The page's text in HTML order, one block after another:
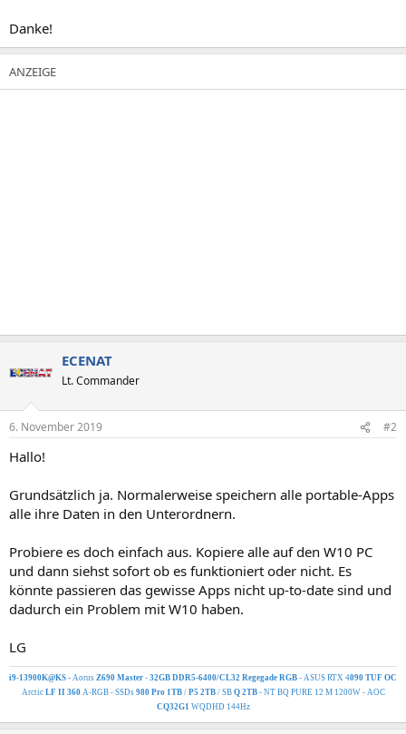
Danke!
ECENAT
Lt. Commander
6. November 2019 #2
Hallo!
Grundsätzlich ja. Normalerweise speichern alle portable-Apps
alle ihre Daten in den Unterordnern.
Probiere es doch einfach aus. Kopiere alle auf den W10 PC
und dann siehst sofort ob es funktioniert oder nicht. Es
könnte passieren das gewisse Apps nicht up-to-date sind und
dadurch ein Problem mit W10 haben.
LG
i9-13900K@KS - Aorus Z690 Master - 32GB DDR5-6400/CL32 Regegade RGB - ASUS RTX 4090 TUF OC
ArcticLF II 360A-RGB - SSDs 980 Pro 1TB/ P5 2TB/ SB Q 2TB- NT BQ PURE 12 M 1200W - AOC
CQ32G1 WQDHD 144Hz